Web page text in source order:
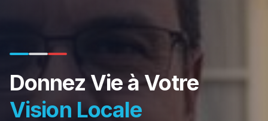
Donnez Vie à Votre
Vision Locale